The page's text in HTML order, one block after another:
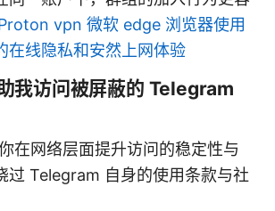
vpn 微软 edge 浏览器使用
在线隐私和安然上网体验
我访问被屏蔽的 Telegram
在网络层面提升访问的稳定性与
过 Telegram 自身的使用条款与社